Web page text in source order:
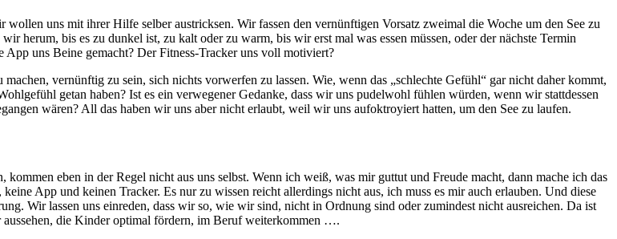
uns mit ihrer Hilfe selber austricksen. Wir fassen den vernünftigen Vorsatz zweimal die Woche um den See zu
herum, bis es zu dunkel ist, zu kalt oder zu warm, bis wir erst mal was essen müssen, oder der nächste Termin
uns Beine gemacht? Der Fitness-Tracker uns voll motiviert?
vernünftig zu sein, sich nichts vorwerfen zu lassen. Wie, wenn das „schlechte Gefühl“ gar nicht daher kommt,
getan haben? Ist es ein verwegener Gedanke, dass wir uns pudelwohl fühlen würden, wenn wir stattdessen
wären? All das haben wir uns aber nicht erlaubt, weil wir uns aufoktroyiert hatten, um den See zu laufen.
eben in der Regel nicht aus uns selbst. Wenn ich weiß, was mir guttut und Freude macht, dann mache ich das
App und keinen Tracker. Es nur zu wissen reicht allerdings nicht aus, ich muss es mir auch erlauben. Und diese
Wir lassen uns einreden, dass wir so, wie wir sind, nicht in Ordnung sind oder zumindest nicht ausreichen. Da ist
aussehen, die Kinder optimal fördern, im Beruf weiterkommen ….